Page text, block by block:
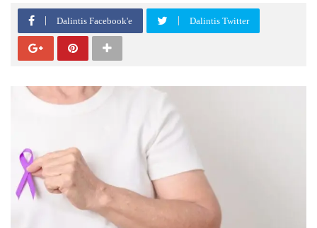
Dalintis Facebook'e Dalintis Twitter